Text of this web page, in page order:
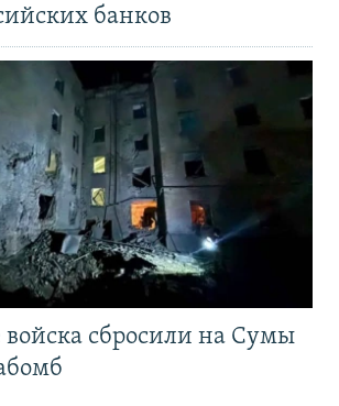
банков
войска сбросили на Сумы